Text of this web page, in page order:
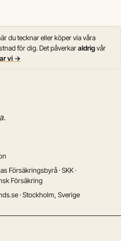
du tecknar eller köper via våra
för dig. Det påverkaraldrigvår
vi →
Försäkringsbyrå · SKK ·
Försäkring
· Stockholm, Sverige